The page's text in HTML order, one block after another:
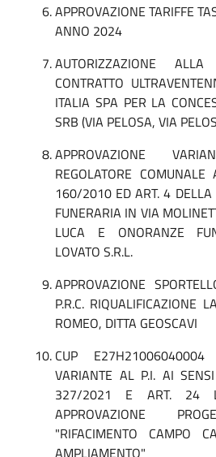
APPROVAZIONE TARIFFE
ANNO 2024
AUTORIZZAZIONE
CONTRATTO
ITALIA SPA PER LA
SRB (VIA PELOSA, VIA
APPROVAZIONE
REGOLATORE
160/2010 ED ART. 4
FUNERARIA IN VIA
LUCA E ONORANZE
LOVATO S.R.L.
APPROVAZIONE
P.R.C. RIQUALIFICAZIONE
ROMEO, DITTA GEOSCAVI
CUP E27H21006040004
VARIANTE AL P.I. AI
327/2021 E ART. 24
APPROVAZIONE
"RIFACIMENTO CAMPO
AMPLIAMENTO"